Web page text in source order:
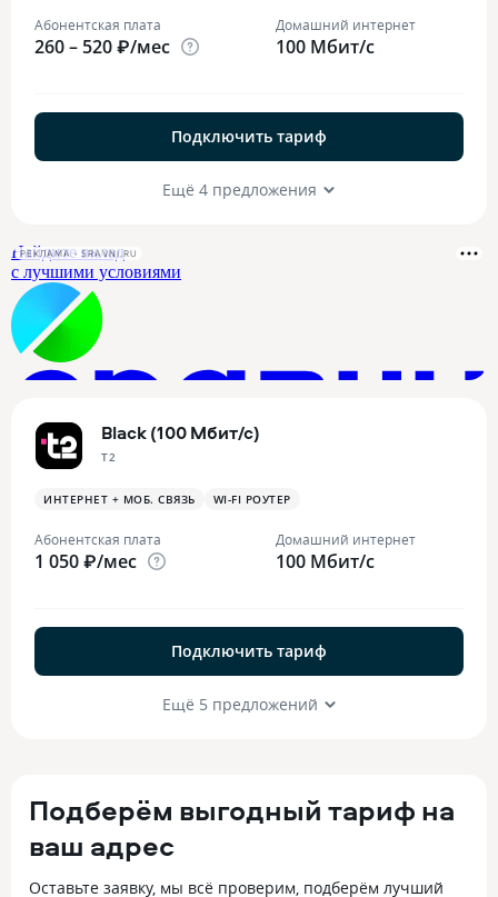
Абонентская плата
260 – 520 ₽/мес
Домашний интернет
100 Мбит/с
Подключить тариф
Ещё 4 предложения
РЕКЛАМА • SRAVNI.RU
Black (100 Мбит/с)
T2
ИНТЕРНЕТ + МОБ. СВЯЗЬ WI-FI РОУТЕР
Абонентская плата
1 050 ₽/мес
Домашний интернет
100 Мбит/с
Подключить тариф
Ещё 5 предложений
Подберём выгодный тариф на
ваш адрес
Оставьте заявку, мы всё проверим, подберём лучший